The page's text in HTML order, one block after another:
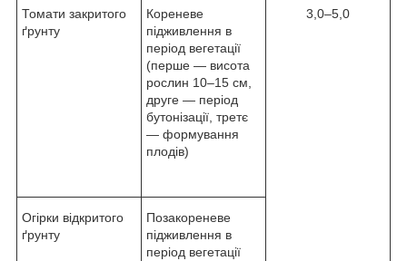
Томати закритого
ґрунту
Кореневе
підживлення в
період вегетації
(перше — висота
рослин 10–15 см,
друге — період
бутонізації, третє
— формування
плодів)
3,0–5,0
Огірки відкритого
ґрунту
Позакореневе
підживлення в
період вегетації